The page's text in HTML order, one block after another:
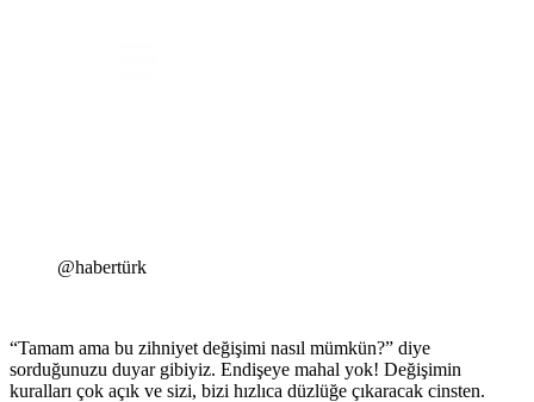
@habertürk
“Tamam ama bu zihniyet değişimi nasıl mümkün?” diye
sorduğunuzu duyar gibiyiz. Endişeye mahal yok! Değişimin
kuralları çok açık ve sizi, bizi hızlıca düzlüğe çıkaracak cinsten.